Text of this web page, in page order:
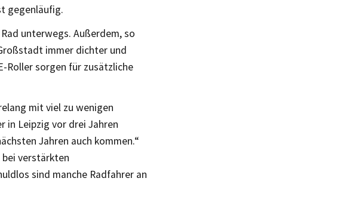
gegenläufig.
unterwegs. Außerdem, so
immer dichter und
Roller sorgen für zusätzliche
mit viel zu wenigen
in Leipzig vor drei Jahren
Jahren auch kommen.“
verstärkten
sind manche Radfahrer an